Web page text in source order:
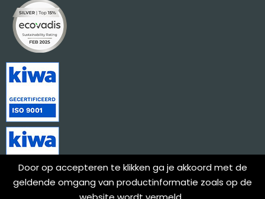
Door op accepteren te klikken ga je akkoord met de
geldende omgang van productinformatie zoals op de